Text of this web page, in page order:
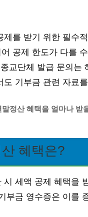
를 받기 위한 필수
공제 한도가 다를
교단체 발급 문의는
기부금 관련 자료
정산 혜택을 얼마나 받
혜택은?
세액 공제 혜택을
부금 영수증은 이를